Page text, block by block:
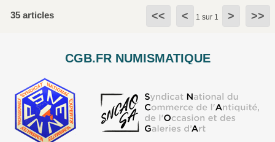
35 articles << < 1 sur 1 > >>
CGB.FR NUMISMATIQUE